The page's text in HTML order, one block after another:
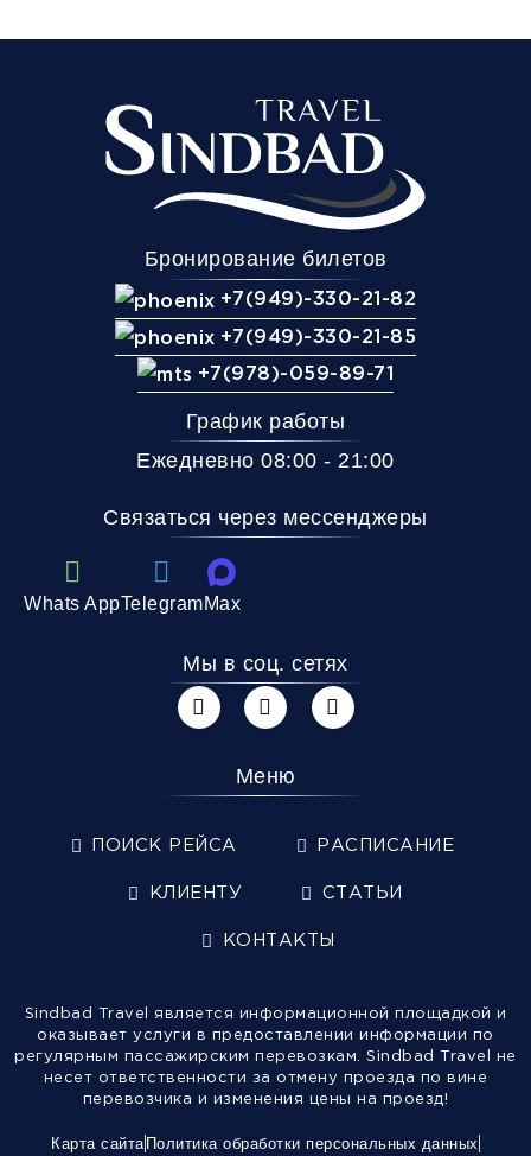
Бронирование билетов
+7(949)-330-21-82
+7(949)-330-21-85
+7(978)-059-89-71
График работы
Ежедневно 08:00 - 21:00
Связаться через мессенджеры
Whats AppTelegramMax
Мы в соц. сетях
Меню
ПОИСК РЕЙСА РАСПИСАНИЕ
КЛИЕНТУ СТАТЬИ
КОНТАКТЫ
Sindbad Travel является информационной площадкой и
оказывает услуги в предоставлении информации по
регулярным пассажирским перевозкам. Sindbad Travel не
несет ответственности за отмену проезда по вине
перевозчика и изменения цены на проезд!
Карта сайта Политика обработки персональных данных